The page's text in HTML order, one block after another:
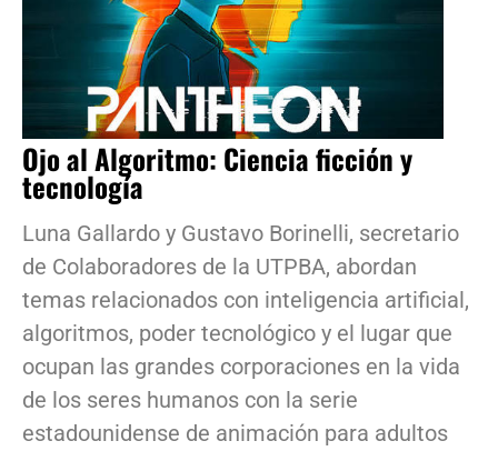
Ojo al Algoritmo: Ciencia ficción y
tecnología
Luna Gallardo y Gustavo Borinelli, secretario
de Colaboradores de la UTPBA, abordan
temas relacionados con inteligencia artificial,
algoritmos, poder tecnológico y el lugar que
ocupan las grandes corporaciones en la vida
de los seres humanos con la serie
estadounidense de animación para adultos